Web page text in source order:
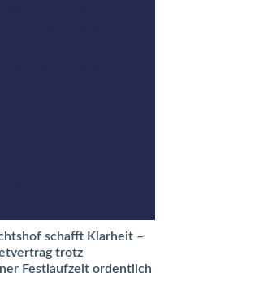
schafft Klarheit –
trotz
Festlaufzeit ordentlich